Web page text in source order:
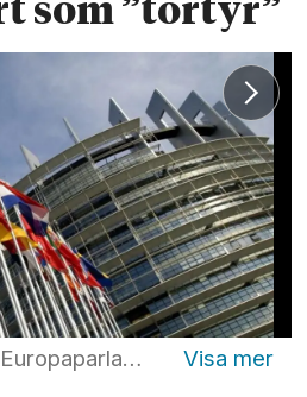
som ”tortyr”
beskriver abort som en mänsklig rättighet. Foto: Yvonne Åsell/SvD/TT